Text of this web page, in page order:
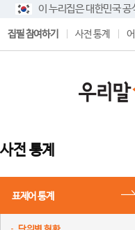
이 누리집은 대한민국
집필 참여하기 사전 통계
사전 통계
표제어 통계